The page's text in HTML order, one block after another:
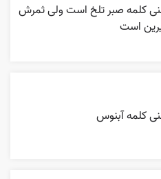
کلمه صبر تلخ است ولی ثمرش
است
کلمه آبنوس